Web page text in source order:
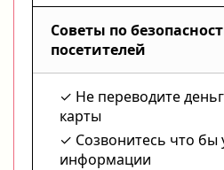
Советы по
посетителей
Не переводите
карты
Созвонитесь что
информации